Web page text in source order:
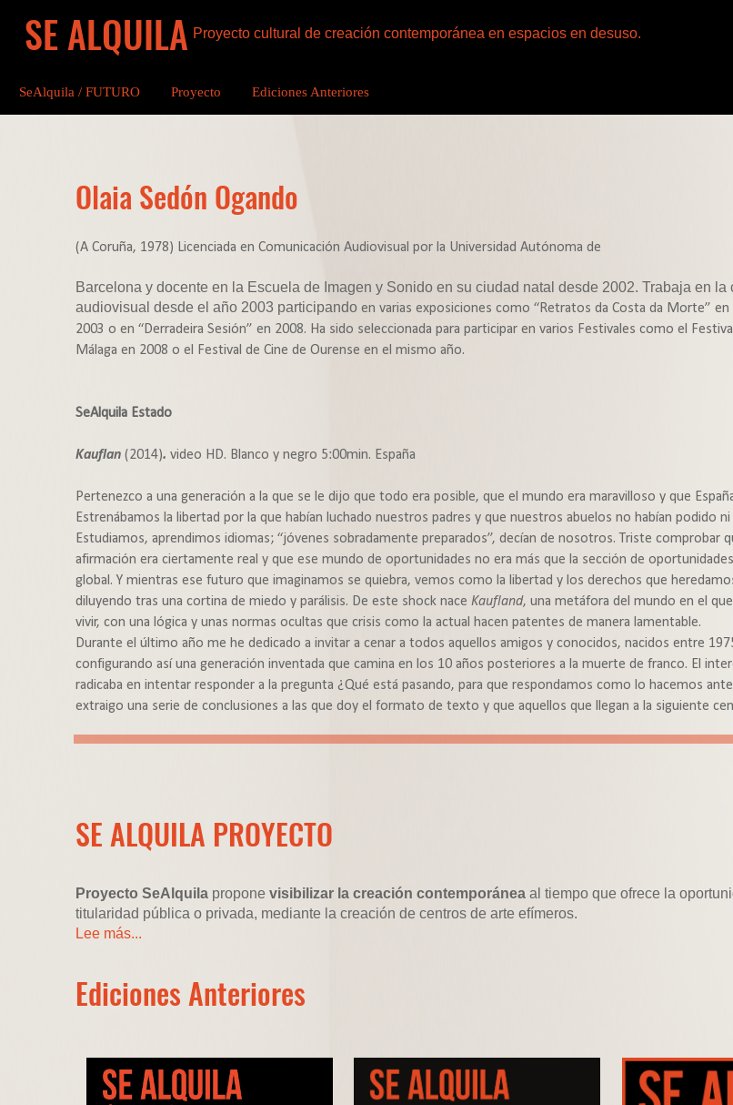
SE ALQUILA Proyecto cultural de creación contemporánea en espacios en desuso.
SeAlquila / FUTURO Proyecto Ediciones Anteriores
Olaia Sedón Ogando
(A Coruña, 1978) Licenciada en Comunicación Audiovisual por la Universidad Autónoma de
Barcelona y docente en la Escuela de Imagen y Sonido en su ciudad natal desde 2002. Trabaja en la
audiovisual desde el año 2003 participando en varias exposiciones como “Retratos da Costa da Morte” en
2003 o en “Derradeira Sesión” en 2008. Ha sido seleccionada para participar en varios Festivales como el
Málaga en 2008 o el Festival de Cine de Ourense en el mismo año.
SeAlquila Estado
Kauflan(2014).video HD. Blanco y negro 5:00min. España
Pertenezco a una generación a la que se le dijo que todo era posible, que el mundo era maravilloso y que
Estrenábamos la libertad por la que habían luchado nuestros padres y que nuestros abuelos no habían podido ni
Estudiamos, aprendimos idiomas; “jóvenes sobradamente preparados”, decían de nosotros. Triste comprobar
afirmación era ciertamente real y que ese mundo de oportunidades no era más que la sección de
global. Y mientras ese futuro que imaginamos se quiebra, vemos como la libertad y los derechos que
diluyendo tras una cortina de miedo y parálisis. De este shock naceKaufland, una metáfora del mundo en el
vivir, con una lógica y unas normas ocultas que crisis como la actual hacen patentes de manera lamentable.
Durante el último año me he dedicado a invitar a cenar a todos aquellos amigos y conocidos, nacidos entre
configurando así una generación inventada que camina en los 10 años posteriores a la muerte de franco. El
radicaba en intentar responder a la pregunta ¿Qué está pasando, para que respondamos como lo hacemos
extraigo una serie de conclusiones a las que doy el formato de texto y que aquellos que llegan a la siguiente
SE ALQUILA PROYECTO
Proyecto SeAlquila proponevisibilizar la creación contemporánea al tiempo que ofrece la
titularidad pública o privada, mediante la creación de centros de arte efímeros.
Lee más...
Ediciones Anteriores